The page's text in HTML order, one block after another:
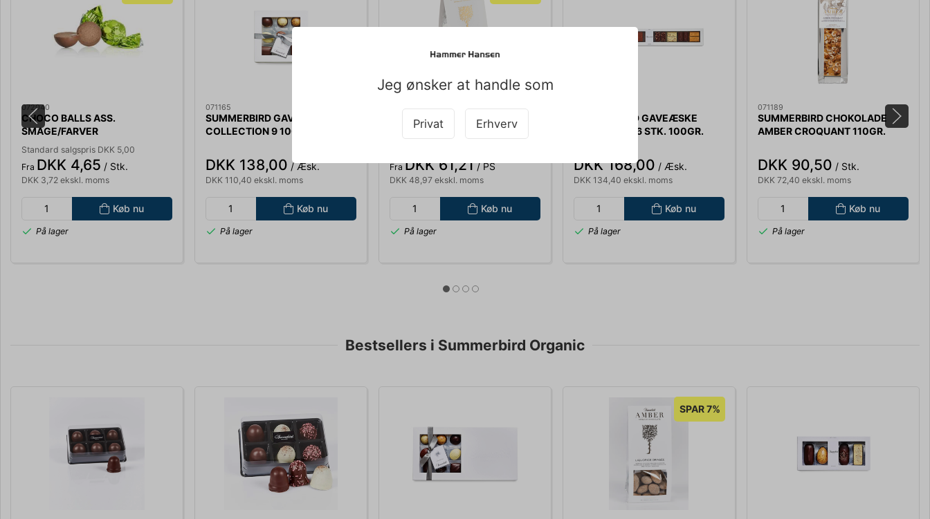
Jeg ønsker at handle som
Privat Erhverv
072040
CHOCO BALLS ASS.
SMAGE/FARVER
Standard salgspris DKK 5,00
Fra DKK 4,65 / Stk.
DKK 3,72 ekskl. moms
Køb nu
På lager
071165
SUMMERBIRD GAVEÆSKE
COLLECTION 9 100GR. MED 9
DKK 138,00 / Æsk.
DKK 110,40 ekskl. moms
Køb nu
På lager
071192
SUMMERBIRD NØDDER AMBER
DRAGÉE 100GR. 9010
FraDKK 61,21/ PS
DKK 48,97 ekskl. moms
Køb nu
På lager
SUMMERBIRD GAVEÆSKE
TAPAS MED 16 STK. 100GR.
DKK 168,00 / Æsk.
DKK 134,40 ekskl. moms
Køb nu
På lager
071189
SUMMERBIRD CHOKOLADE
AMBER CROQUANT 110GR.
DKK 90,50 / Stk.
DKK 72,40 ekskl. moms
Køb nu
På lager
Bestsellers i Summerbird Organic
SPAR 7%